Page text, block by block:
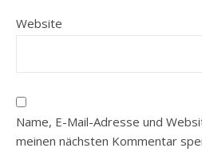
Website
Name, E-Mail-Adresse und
meinen nächsten Kommentar